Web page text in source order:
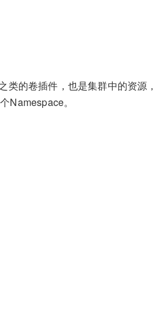
类的卷插件，也是集群中的资源
Namespace。